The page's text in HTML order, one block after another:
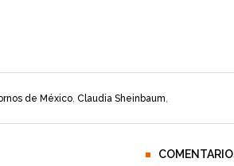
de México, Claudia Sheinbaum,